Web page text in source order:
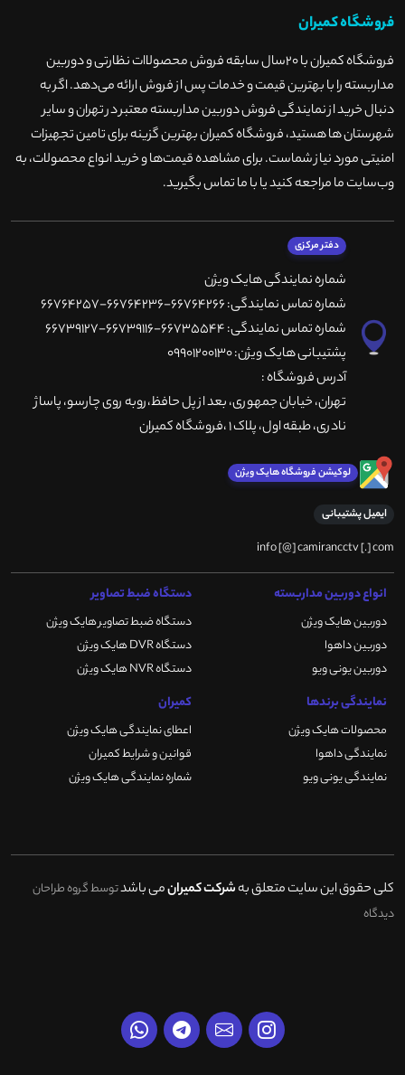
فروشگاه کمیران
فروشگاه کمیران با ۲۰سال سابقه فروش محصولاات نظارتی و دوربین
مداربسته را با بهترین قیمت و خدمات پس از فروش ارائه می‌دهد. اگر به
دنبال خرید از نمایندگی فروش دوربین مداربسته معتبر در تهران و سایر
شهرستان ها هستید، فروشگاه کمیران بهترین گزینه برای تامین تجهیزات
امنیتی مورد نیاز شماست. برای مشاهده قیمت‌ها و خرید انواع محصولات، به
وب‌سایت ما مراجعه کنید یا با ما تماس بگیرید.
دفتر مرکزی
شماره نمایندگی هایک ویژن
شماره تماس نمایندگی: 66764266-66764236-66764257
شماره تماس نمایندگی: 66735544-66739116-66739127
پشتیبانی هایک ویژن: 09901200130
آدرس فروشگاه :
تهران، خيابان جمهوری، بعد از پل حافظ،روبه روی چارسو، پاساژ
نادری، طبقه اول، پلاک 1 ،فروشگاه کمیران
لوکیشن فروشگاه هایک ویژن
ایمیل پشتیبانی
info [@] camirancctv [.] com
انواع دوربین مداربسته
دوربین هایک ویژن
دوربین داهوا
دوربین یونی ویو
دستگاه ضبط تصاویر
دستگاه ضبط تصاویر هایک ویژن
دستگاه DVR هایک ویژن
دستگاه NVR هایک ویژن
نمایندگی برندها
محصولات هایک ویژن
نمایندگی داهوا
نمایندگی یونی ویو
کمیران
اعطای نمایندگی هایک ویژن
قوانین و شرایط کمیران
شماره نمایندگی هایک ویژن
کلی حقوق این سایت متعلق بهشرکت کمیرانمی باشدتوسط گروه طراحان
دیدگاه